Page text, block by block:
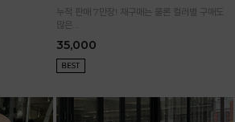
누적 판매 7만장! 재구매는 물론 컬러별 구매도
많은
35,000